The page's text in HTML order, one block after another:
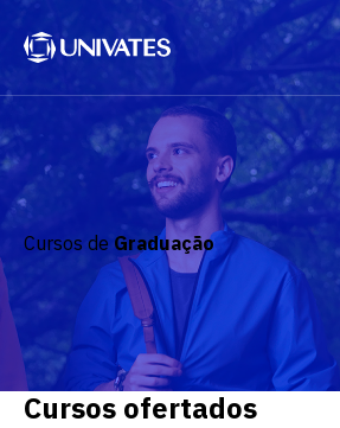
Cursos de Graduação
Cursos ofertados